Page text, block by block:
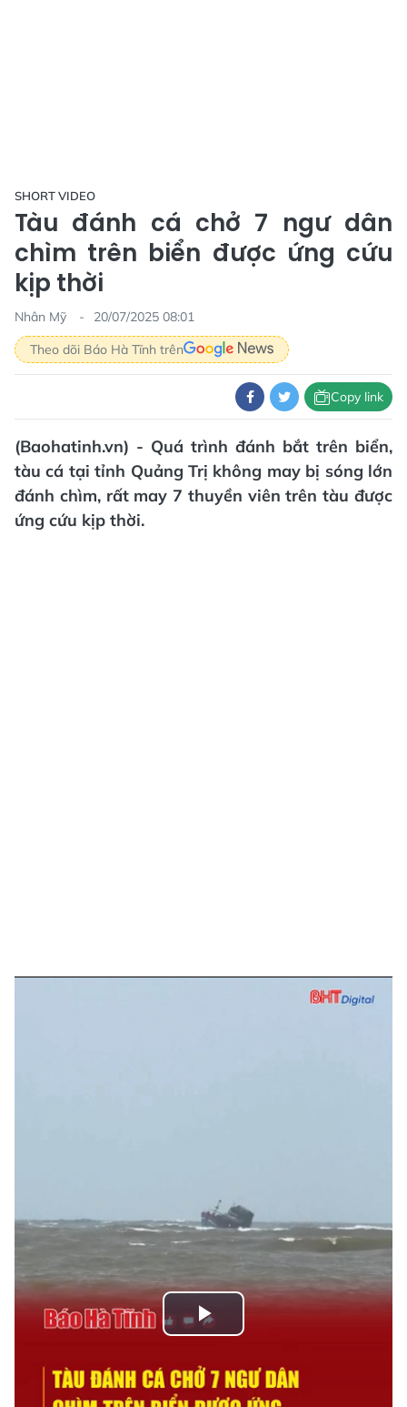
SHORT VIDEO
Tàu đánh cá chở 7 ngư dân
chìm trên biển được ứng cứu
kịp thời
Nhân Mỹ
20/07/2025 08:01
Theo dõi Báo Hà Tĩnh trên
Copy link
(Baohatinh.vn) - Quá trình đánh bắt trên biển,
tàu cá tại tỉnh Quảng Trị không may bị sóng lớn
đánh chìm, rất may 7 thuyền viên trên tàu được
ứng cứu kịp thời.
Play
Video